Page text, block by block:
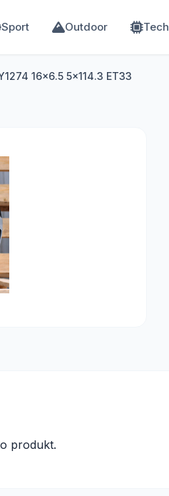
Sport Outdoor Tech
16x6.5 5x114.3 ET33
produkt.